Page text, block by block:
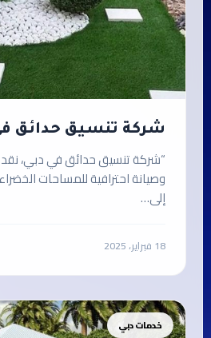
شركة تنسيق حدائق
“شركة تنسيق حدائق في دبي،
وصيانة احترافية للمساحات
إلى…
18 فبراير، 2025
خدمات دبي